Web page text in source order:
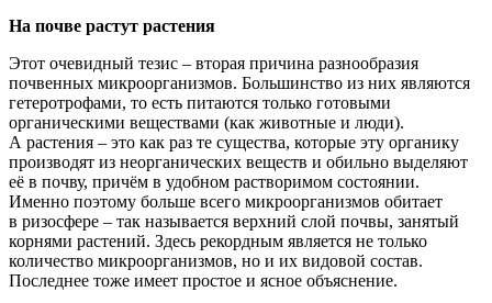
На почве растут растения
Этот очевидный тезис – вторая причина разнообразия
почвенных микроорганизмов. Большинство из них являются
гетеротрофами, то есть питаются только готовыми
органическими веществами (как животные и люди).
А растения – это как раз те существа, которые эту органику
производят из неорганических веществ и обильно выделяют
её в почву, причём в удобном растворимом состоянии.
Именно поэтому больше всего микроорганизмов обитает
в ризосфере – так называется верхний слой почвы, занятый
корнями растений. Здесь рекордным является не только
количество микроорганизмов, но и их видовой состав.
Последнее тоже имеет простое и ясное объяснение.